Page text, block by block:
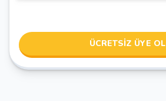
ÜCRETSIZ ÜYE OL